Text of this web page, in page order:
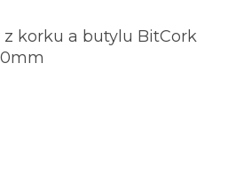
korku a butylu BitCork